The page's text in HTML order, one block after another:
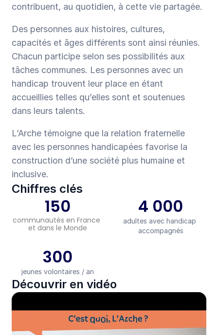
contribuent, au quotidien, à cette vie partagée.
Des personnes aux histoires, cultures,
capacités et âges différents sont ainsi réunies.
Chacun participe selon ses possibilités aux
tâches communes. Les personnes avec un
handicap trouvent leur place en étant
accueillies telles qu’elles sont et soutenues
dans leurs talents.
L’Arche témoigne que la relation fraternelle
avec les personnes handicapées favorise la
construction d’une société plus humaine et
inclusive.
Chiffres clés
150
communautés en France
et dans le Monde
4 000
adultes avec handicap
accompagnés
300
jeunes volontaires / an
Découvrir en vidéo